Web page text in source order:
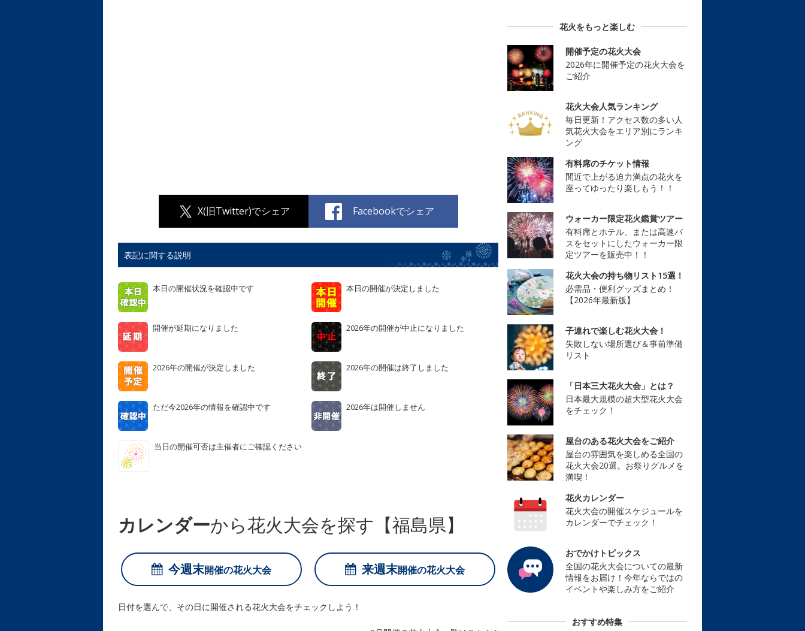
X(旧Twitter)でシェア Facebookでシェア
表記に関する説明
本日の開催状況を確認中です 本日の開催が決定しました
開催が延期になりました 2026年の開催が中止になりました
2026年の開催が決定しました 2026年の開催は終了しました
ただ今2026年の情報を確認中です 2026年は開催しません
当日の開催可否は主催者にご確認ください
カレンダーから花火大会を探す【福島県】
今週末開催の花火大会 来週末開催の花火大会
日付を選んで、その日に開催される花火大会をチェックしよう！
花火をもっと楽しむ
開催予定の花火大会
2026年に開催予定の花火大会を
ご紹介
花火大会人気ランキング
毎日更新！アクセス数の多い人
気花火大会をエリア別にランキ
ング
有料席のチケット情報
間近で上がる迫力満点の花火を
座ってゆったり楽しもう！！
ウォーカー限定花火鑑賞ツアー
有料席とホテル、または高速バ
スをセットにしたウォーカー限
定ツアーを販売中！！
花火大会の持ち物リスト15選！
必需品・便利グッズまとめ！
【2026年最新版】
子連れで楽しむ花火大会！
失敗しない場所選び＆事前準備
リスト
「日本三大花火大会」とは？
日本最大規模の超大型花火大会
をチェック！
屋台のある花火大会をご紹介
屋台の雰囲気を楽しめる全国の
花火大会20選。お祭りグルメを
満喫！
花火カレンダー
花火大会の開催スケジュールを
カレンダーでチェック！
おでかけトピックス
全国の花火大会についての最新
情報をお届け！今年ならではの
イベントや楽しみ方をご紹介
おすすめ特集